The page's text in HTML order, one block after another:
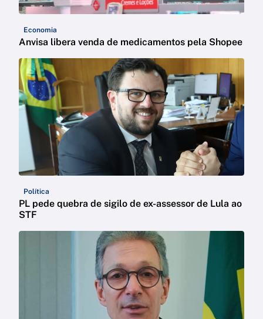
Economia
Anvisa libera venda de medicamentos pela Shopee
Política
PL pede quebra de sigilo de ex-assessor de Lula ao
STF